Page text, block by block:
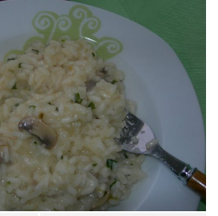
Google+
Whatsapp
Pinterest
Share
via
Email